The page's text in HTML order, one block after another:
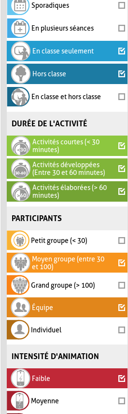
Sporadiques
En plusieurs séances
En classe seulement
Hors classe
En classe et hors classe
DURÉE DE L'ACTIVITÉ
Activités courtes (< 30
minutes)
Activités développées
(Entre 30 et 60 minutes)
Activités élaborées (> 60
minutes)
PARTICIPANTS
Petit groupe (< 30)
Moyen groupe (entre 30
et 100)
Grand groupe (> 100)
Équipe
Individuel
INTENSITÉ D'ANIMATION
Faible
Moyenne